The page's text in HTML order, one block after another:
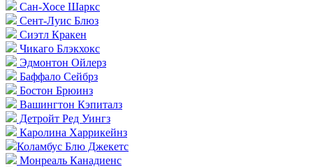
Сан-Хосе Шаркс
Сент-Луис Блюз
Сиэтл Кракен
Чикаго Блэкхокс
Эдмонтон Ойлерз
Баффало Сейбрз
Бостон Брюинз
Вашингтон Кэпиталз
Детройт Ред Уингз
Каролина Харрикейнз
Коламбус Блю Джекетс
Монреаль Канадиенс